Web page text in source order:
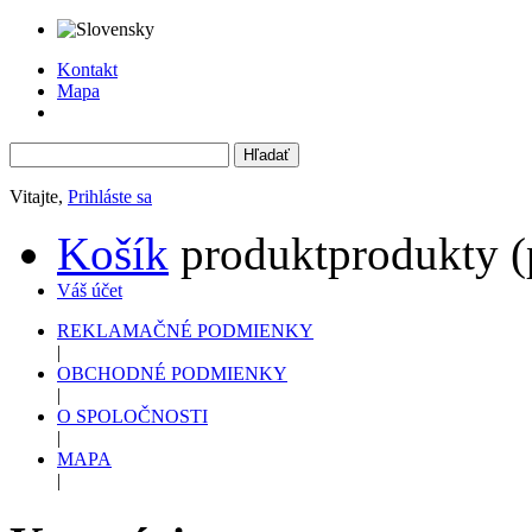
Kontakt
Mapa
Vitajte, Prihláste sa
Košík produktprodukty
Váš účet
REKLAMAČNÉ PODMIENKY
|
OBCHODNÉ PODMIENKY
|
O SPOLOČNOSTI
|
MAPA
|